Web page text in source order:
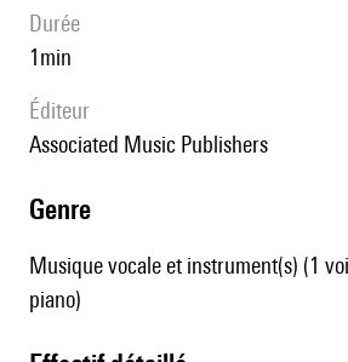
durée
1min
éditeur
Associated Music Publishers
genre
Musique vocale et instrument(s) (1
piano)